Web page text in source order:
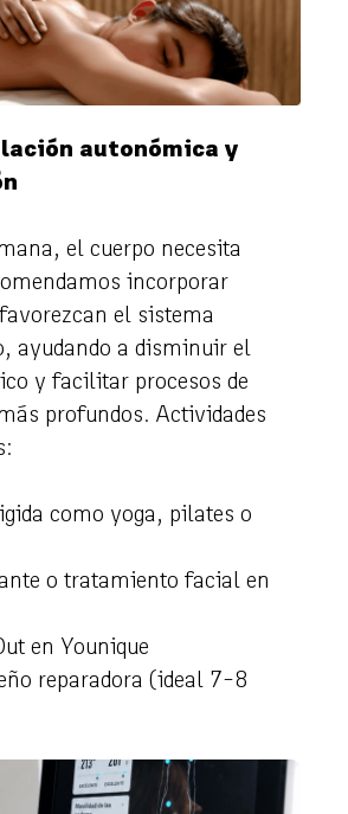
autonómica y
el cuerpo necesita
incorporar
el sistema
ayudando a disminuir el
y facilitar procesos de
profundos. Actividades
como yoga, pilates o
o tratamiento facial en
en Younique
reparadora (ideal 7-8